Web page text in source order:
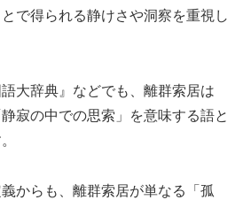
で得られる静けさや洞察を重視し
語大辞典』などでも、離群索居は
寂の中での思索」を意味する語と
からも、離群索居が単なる「孤